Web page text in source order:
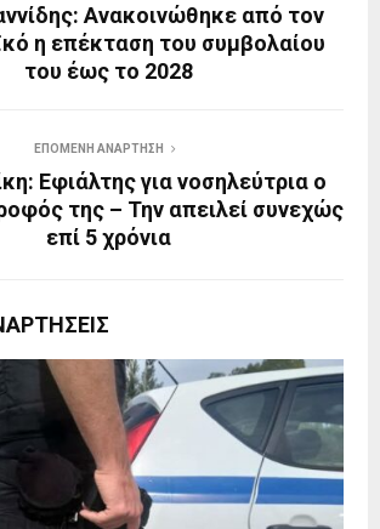
Ανακοινώθηκε από τον
η επέκταση του συμβολαίου
του έως το 2028
ΕΠΌΜΕΝΗ ΑΝΆΡΤΗΣΗ
Εφιάλτης για νοσηλεύτρια ο
της – Την απειλεί συνεχώς
επί 5 χρόνια